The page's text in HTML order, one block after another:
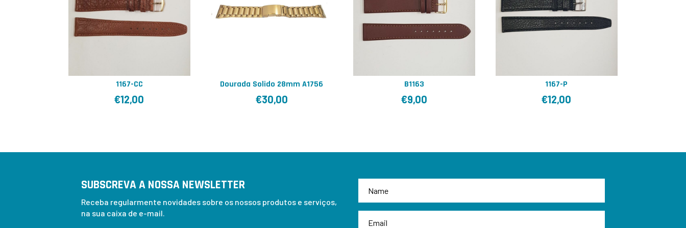
1167-CC
€12,00
Dourada Solido 28mm A1756
€30,00
B1163
€9,00
1167-P
€12,00
SUBSCREVA A NOSSA NEWSLETTER
Receba regularmente novidades sobre os nossos produtos e serviços,
na sua caixa de e-mail.